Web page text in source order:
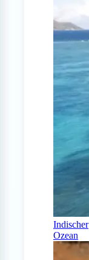
Indischer
Ozean